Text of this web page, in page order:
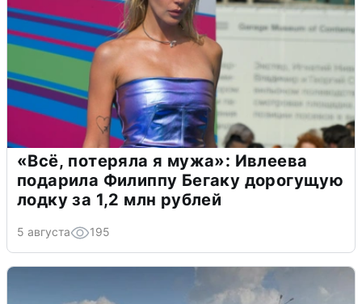
«Всё, потеряла я мужа»: Ивлеева
подарила Филиппу Бегаку дорогущую
лодку за 1,2 млн рублей
5 августа 195